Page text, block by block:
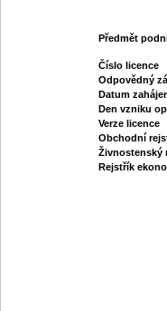
Předmět
Číslo licence
Odpovědný
Datum
Den vzniku
Verze licence
Obchodní
Živnostenský
Rejstřík